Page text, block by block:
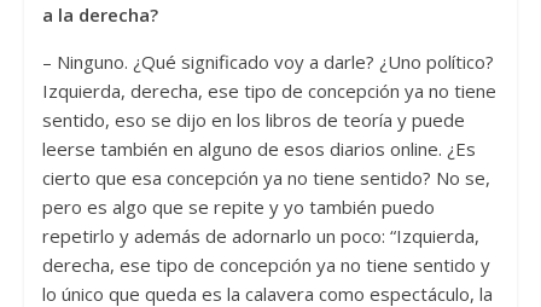
a la derecha?
– Ninguno. ¿Qué significado voy a darle? ¿Uno político?
Izquierda, derecha, ese tipo de concepción ya no tiene
sentido, eso se dijo en los libros de teoría y puede
leerse también en alguno de esos diarios online. ¿Es
cierto que esa concepción ya no tiene sentido? No se,
pero es algo que se repite y yo también puedo
repetirlo y además de adornarlo un poco: “Izquierda,
derecha, ese tipo de concepción ya no tiene sentido y
lo único que queda es la calavera como espectáculo, la